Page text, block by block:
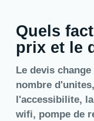
Quels
prix et le
Le devis
nombre
l'accessibilite,
wifi, pompe de